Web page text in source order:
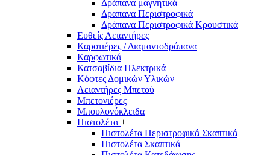
Δράπανα μαγνητικά
Δραπανα Περιστροφικά
Δράπανα Περιστροφικά Κρουστικά
Ευθείς Λειαντήρες
Καροτιέρες / Διαμαντοδράπανα
Καρφωτικά
Κατσαβίδια Ηλεκτρικά
Κόφτες Δομικών Υλικών
Λειαντήρες Μπετού
Μπετονιέρες
Μπουλονόκλειδα
Πιστολέτα +
Πιστολέτα Περιστροφικά Σκαπτικά
Πιστολέτα Σκαπτικά